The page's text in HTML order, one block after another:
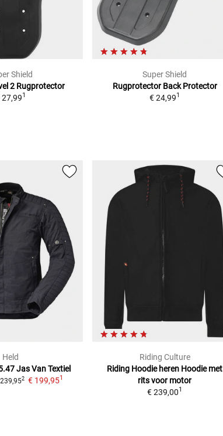
Shield
2 Rugprotector
27,991
Super Shield
Rugprotector Back Protector
€ 24,991
Held
Jas Van Textiel
2 € 199,951
Riding Culture
Riding Hoodie heren Hoodie met
rits voor motor
€ 239,001